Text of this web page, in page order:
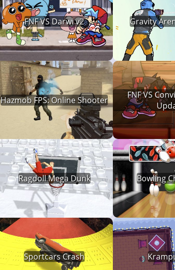
FNF VS Darwi v2 Gravity
Hazmob FPS: Online Shooter
FNF VS
Ragdoll Mega Dunk Bowling
Sportcars Crash